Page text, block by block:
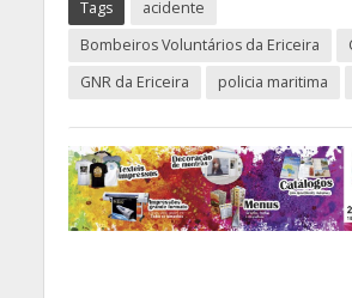
Tags
acidente
Bombeiros Voluntários da Ericeira
GNR da Ericeira
policia maritima